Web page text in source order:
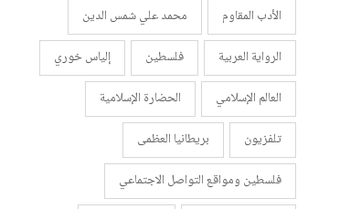
الأدب المقاوم
محمد علي شمس الدين
الرواية العربية
فلسطين
إلياس خوري
العالم الإسلامي
الحضارة الإسلامية
تلفزيون
بريطانيا العظمى
فلسطين ومواقع التواصل الاجتماعي